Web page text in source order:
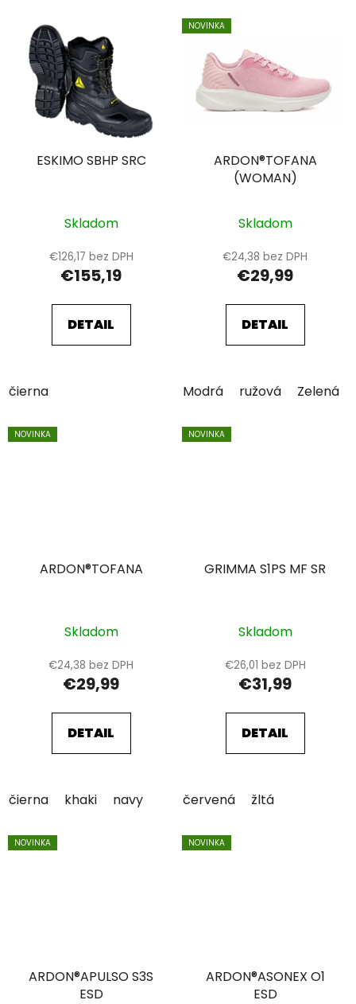
ESKIMO SBHP SRC
Skladom
€126,17 bez DPH
€155,19
DETAIL
čierna
NOVINKA
ARDON®TOFANA
(WOMAN)
Skladom
€24,38 bez DPH
€29,99
DETAIL
Modrá ružová Zelená
NOVINKA
ARDON®TOFANA
Skladom
€24,38 bez DPH
€29,99
DETAIL
čierna khaki navy
NOVINKA
GRIMMA S1PS MF SR
Skladom
€26,01 bez DPH
€31,99
DETAIL
červená žltá
NOVINKA
ARDON®APULSO S3S
ESD
NOVINKA
ARDON®ASONEX O1
ESD